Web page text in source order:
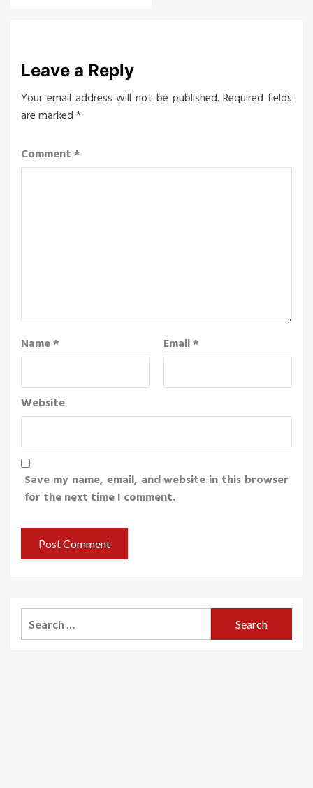
Leave a Reply
Your email address will not be published. Required fields
are marked*
Comment*
Name* Email*
Website
Save my name, email, and website in this browser
for the next time I comment.
for: